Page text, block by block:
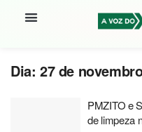
Dia: 27 de
PMZITO e
de limpeza